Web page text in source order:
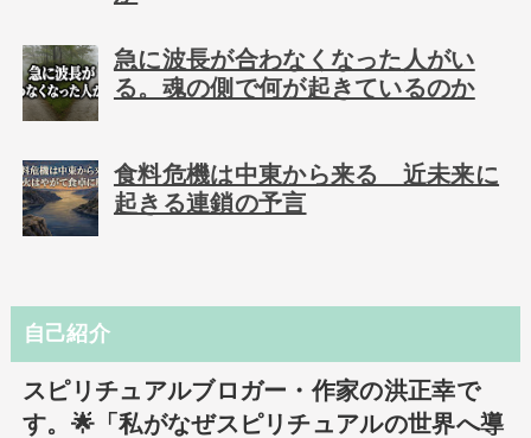
急に波長が合わなくなった人がい
る。魂の側で何が起きているのか
食料危機は中東から来る 近未来に
起きる連鎖の予言
自己紹介
スピリチュアルブロガー・作家の洪正幸で
す。🌟「私がなぜスピリチュアルの世界へ導